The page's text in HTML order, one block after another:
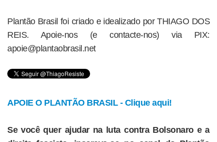
Plantão Brasil foi criado e idealizado por THIAGO DOS
REIS. Apoie-nos (e contacte-nos) via PIX:
apoie@plantaobrasil.net
APOIE O PLANTÃO BRASIL - Clique aqui!
Se você quer ajudar na luta contra Bolsonaro e a